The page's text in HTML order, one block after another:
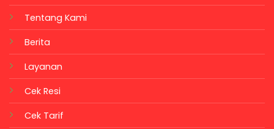
Tentang Kami
Berita
Layanan
Cek Resi
Cek Tarif